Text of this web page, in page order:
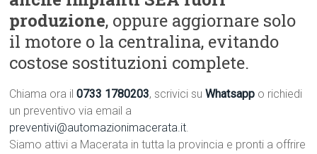
produzione, oppure aggiornare solo
il motore o la centralina, evitando
costose sostituzioni complete.
Chiama ora il0733 1780203, scrivici suWhatsapp o richiedi
un preventivo via email a
preventivi@automazionimacerata.it.
Siamo attivi a Macerata in tutta la provincia e pronti a offrire